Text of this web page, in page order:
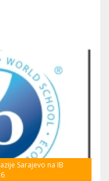
Sarajevo na IB